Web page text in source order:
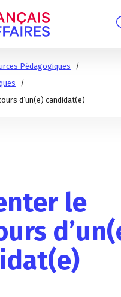
Pédagogiques
d’un(e) candidat(e)
le